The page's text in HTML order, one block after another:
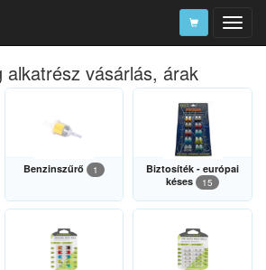
alkatrész vásárlás, árak
Benzinszűrő 1
Biztosíték - európai
késes
15